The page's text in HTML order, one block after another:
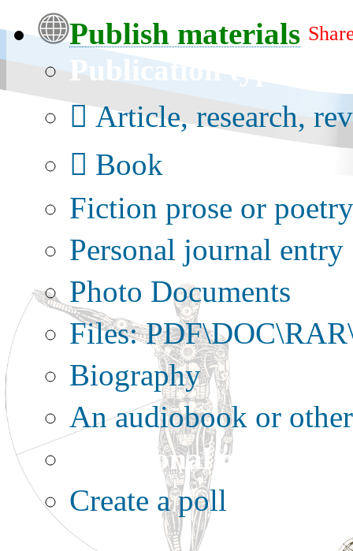
Publish materials
Publication type?
Article, research,
Book
Fiction prose or poetry
Personal journal entry
Photo Documents
Files:
Biography
An audiobook or
Additional options:
Create a poll